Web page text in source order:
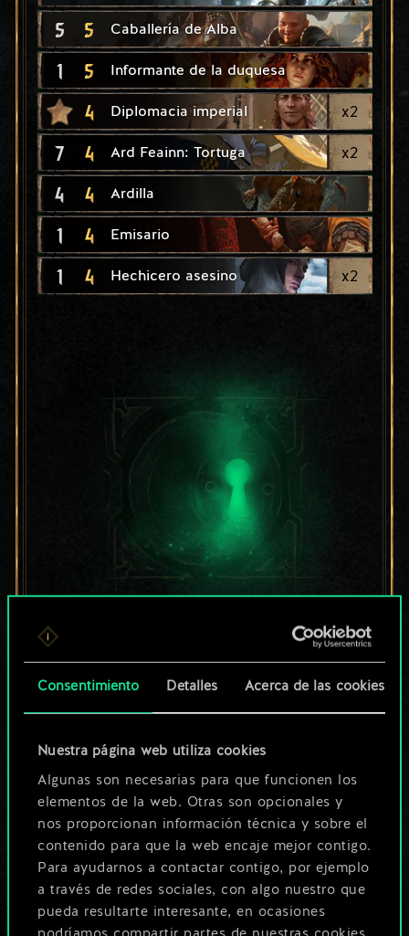
Consentimiento Detalles Acerca de las cookies
Nuestra página web utiliza cookies
Algunas son necesarias para que funcionen los
elementos de la web. Otras son opcionales y
nos proporcionan información técnica y sobre el
contenido para que la web encaje mejor contigo.
Para ayudarnos a contactar contigo, por ejemplo
a través de redes sociales, con algo nuestro que
pueda resultarte interesante, en ocasiones
5 5 Caballería de Alba
1 5 Informante de la duquesa
4 Diplomacia imperial x2
7 4 Ard Feainn: Tortuga x2
4 4 Ardilla
1 4 Emisario
1 4 Hechicero asesino x2
Por ahora, solo es
un conjunto de
cartas compartido.
¡Pero puede llegar a
ser mucho más!
Poner nombre a esta baraja y crear
una guía